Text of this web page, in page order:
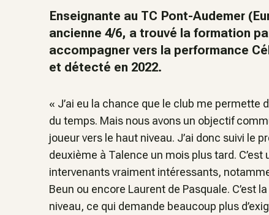
Enseignante au TC Pont-Audemer
ancienne 4/6, a trouvé la formation
accompagner vers la performance
et détecté en 2022.
« J’ai eu la chance que le club me permette
du temps. Mais nous avons un objectif
joueur vers le haut niveau. J’ai donc suivi le
deuxième à Talence un mois plus tard.
intervenants vraiment intéressants,
Beun ou encore Laurent de Pasquale. C’est
niveau, ce qui demande beaucoup plus